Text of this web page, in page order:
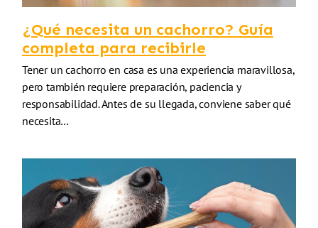
¿Qué necesita un cachorro? Guía
completa para recibirle
Tener un cachorro en casa es una experiencia maravillosa,
pero también requiere preparación, paciencia y
responsabilidad. Antes de su llegada, conviene saber qué
necesita…